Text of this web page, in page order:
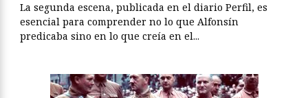
La segunda escena, publicada en el diario Perfil, es
esencial para comprender no lo que Alfonsín
predicaba sino en lo que creía en el...